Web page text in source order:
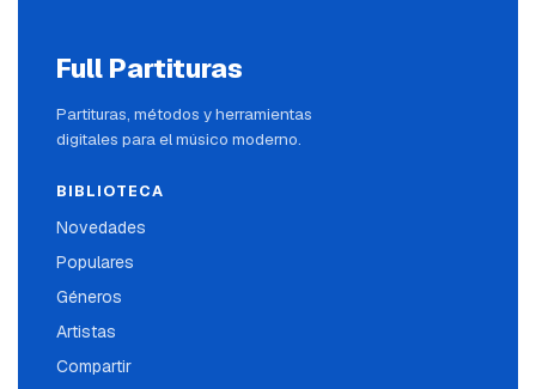
Full Partituras
Partituras, métodos y herramientas
digitales para el músico moderno.
BIBLIOTECA
Novedades
Populares
Géneros
Artistas
Compartir